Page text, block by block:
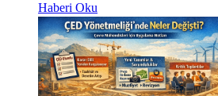
Haberi Oku